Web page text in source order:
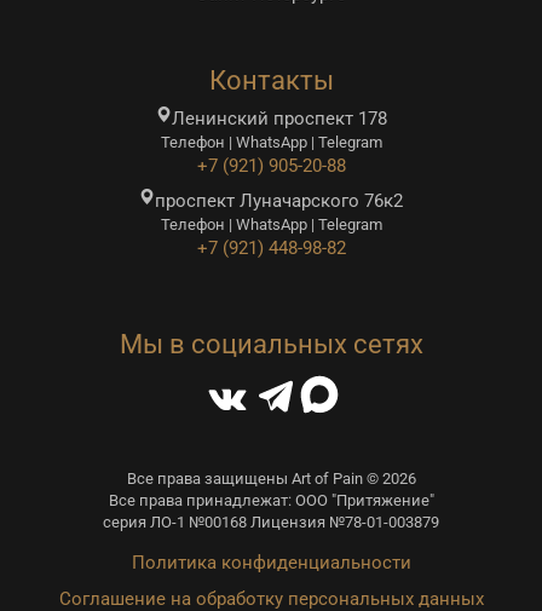
Контакты
Ленинский проспект 178
Телефон | WhatsApp | Telegram
+7 (921) 905-20-88
проспект Луначарского 76к2
Телефон | WhatsApp | Telegram
+7 (921) 448-98-82
Мы в социальных сетях
Все права защищены Art of Pain © 2026
Все права принадлежат: ООО "Притяжение"
серия ЛО-1 №00168 Лицензия №78-01-003879
Политика конфиденциальности
Соглашение на обработку персональных данных